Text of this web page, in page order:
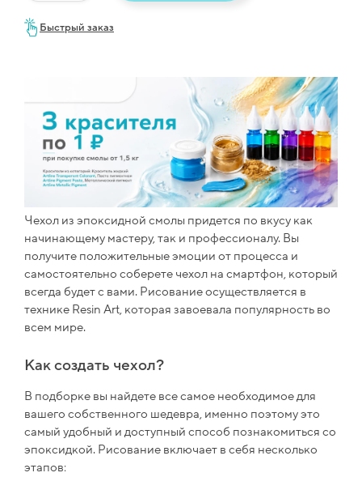
Быстрый заказ
Чехол из эпоксидной смолы придется по вкусу как
начинающему мастеру, так и профессионалу. Вы
получите положительные эмоции от процесса и
самостоятельно соберете чехол на смартфон, который
всегда будет с вами. Рисование осуществляется в
технике Resin Art, которая завоевала популярность во
всем мире.
Как создать чехол?
В подборке вы найдете все самое необходимое для
вашего собственного шедевра, именно поэтому это
самый удобный и доступный способ познакомиться со
эпоксидкой. Рисование включает в себя несколько
этапов: